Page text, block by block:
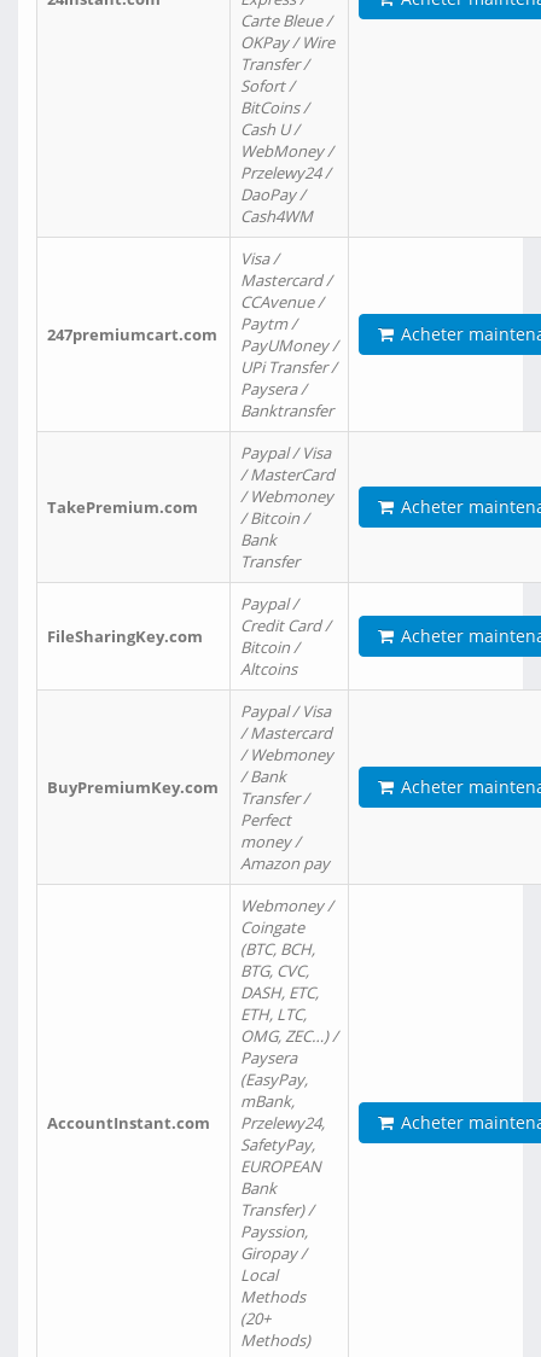
Carte Bleue /
OKPay / Wire
Transfer /
Sofort /
BitCoins /
Cash U /
WebMoney /
Przelewy24 /
DaoPay /
Cash4WM
247premiumcart.com
Visa /
Mastercard /
CCAvenue /
Paytm /
PayUMoney /
UPi Transfer /
Paysera /
Banktransfer
Acheter
TakePremium.com
Paypal / Visa
/ MasterCard
/ Webmoney
/ Bitcoin /
Bank
Transfer
Acheter
FileSharingKey.com
Paypal /
Credit Card /
Bitcoin /
Altcoins
Acheter
BuyPremiumKey.com
Paypal / Visa
/ Mastercard
/ Webmoney
/ Bank
Transfer /
Perfect
money /
Amazon pay
Acheter
AccountInstant.com
Webmoney /
Coingate
(BTC, BCH,
BTG, CVC,
DASH, ETC,
ETH, LTC,
OMG, ZEC…) /
Paysera
(EasyPay,
mBank,
Przelewy24,
SafetyPay,
EUROPEAN
Bank
Transfer) /
Payssion,
Giropay /
Local
Methods
(20+
Methods)
Acheter